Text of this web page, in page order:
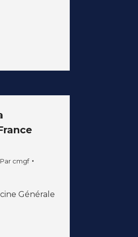
Par cmgf
Générale